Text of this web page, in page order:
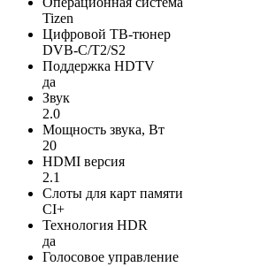
Tizen
Цифровой ТВ-тюнер
DVB-C/T2/S2
Поддержка HDTV
да
Звук
2.0
Мощность звука, Вт
20
HDMI версия
2.1
Слоты для карт памяти
CI+
Технология HDR
да
Голосовое управление